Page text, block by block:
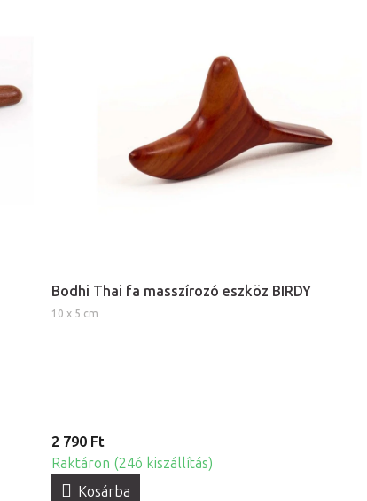
Bodhi Thai fa masszírozó eszköz BIRDY
10 x 5 cm
2 790 Ft
Raktáron (24ó kiszállítás)
Kosárba